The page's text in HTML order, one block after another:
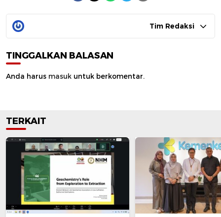
Tim Redaksi
TINGGALKAN BALASAN
Anda harus masuk untuk berkomentar.
TERKAIT